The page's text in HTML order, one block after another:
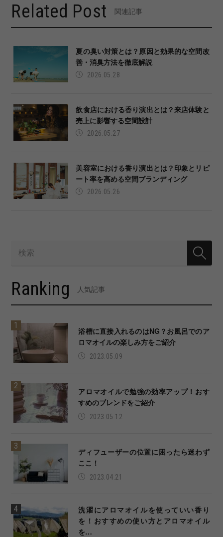
Related Post 関連記事
夏の臭い対策とは？原因と効果的な空間改
善・消臭方法を徹底解説
2026.05.28
飲食店における香り演出とは？来店体験と
売上に影響する空間設計
2026.05.27
美容室における香り演出とは？印象とリピ
ート率を高める空間ブランディング
2026.05.26
Ranking 人気記事
浴槽に直接入れるのはNG？お風呂でのア
ロマオイルの楽しみ方をご紹介
2023.05.09
アロマオイルで勉強の効率アップ！おす
すめのブレンドをご紹介
2023.05.12
ディフューザーの位置に困ったら迷わず
ここ！
2023.04.21
洗濯にアロマオイルを使っていい香り
を！おすすめの使い方とアロマオイル
を…